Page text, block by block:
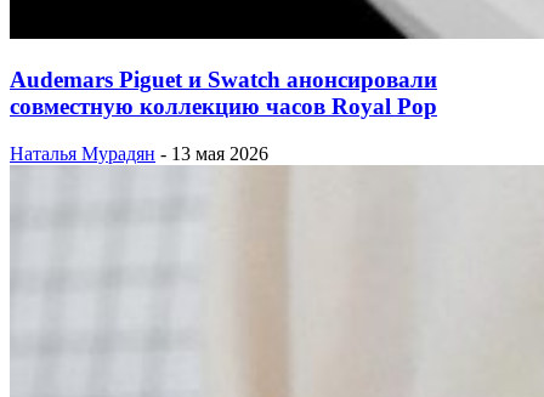
Audemars Piguet и Swatch анонсировали
совместную коллекцию часов Royal Pop
Наталья Мурадян - 13 мая 2026